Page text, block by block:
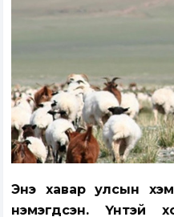
Энэ хавар улсын
нэмэгдсэн. Үүнтэй